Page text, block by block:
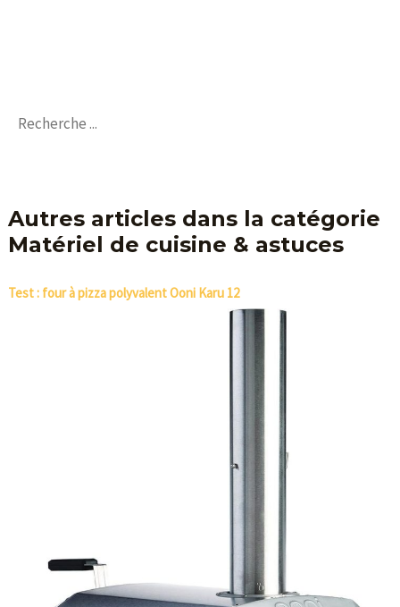
Autres articles dans la catégorie
Matériel de cuisine & astuces
Test : four à pizza polyvalent Ooni Karu 12